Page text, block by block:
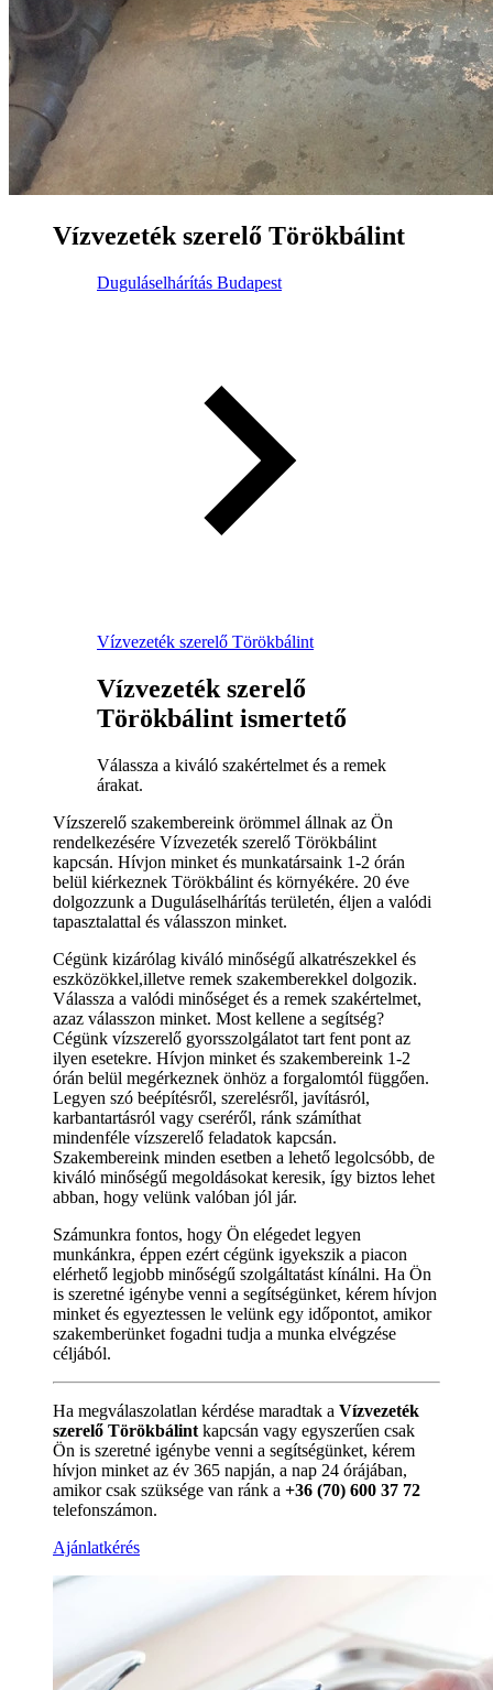
Vízvezeték szerelő Törökbálint
Duguláselhárítás Budapest
Vízvezeték szerelő Törökbálint
Vízvezeték szerelő
Törökbálint ismertető
Válassza a kiváló szakértelmet és a remek
árakat.
Vízszerelő szakembereink örömmel állnak az Ön
rendelkezésére Vízvezeték szerelő Törökbálint
kapcsán. Hívjon minket és munkatársaink 1-2 órán
belül kiérkeznek Törökbálint és környékére. 20 éve
dolgozzunk a Duguláselhárítás területén, éljen a valódi
tapasztalattal és válasszon minket.
Cégünk kizárólag kiváló minőségű alkatrészekkel és
eszközökkel,illetve remek szakemberekkel dolgozik.
Válassza a valódi minőséget és a remek szakértelmet,
azaz válasszon minket. Most kellene a segítség?
Cégünk vízszerelő gyorsszolgálatot tart fent pont az
ilyen esetekre. Hívjon minket és szakembereink 1-2
órán belül megérkeznek önhöz a forgalomtól függően.
Legyen szó beépítésről, szerelésről, javításról,
karbantartásról vagy cseréről, ránk számíthat
mindenféle vízszerelő feladatok kapcsán.
Szakembereink minden esetben a lehető legolcsóbb, de
kiváló minőségű megoldásokat keresik, így biztos lehet
abban, hogy velünk valóban jól jár.
Számunkra fontos, hogy Ön elégedet legyen
munkánkra, éppen ezért cégünk igyekszik a piacon
elérhető legjobb minőségű szolgáltatást kínálni. Ha Ön
is szeretné igénybe venni a segítségünket, kérem hívjon
minket és egyeztessen le velünk egy időpontot, amikor
szakemberünket fogadni tudja a munka elvégzése
céljából.
Ha megválaszolatlan kérdése maradtak a Vízvezeték
szerelő Törökbálint kapcsán vagy egyszerűen csak
Ön is szeretné igénybe venni a segítségünket, kérem
hívjon minket az év 365 napján, a nap 24 órájában,
amikor csak szüksége van ránk a +36 (70) 600 37 72
telefonszámon.
Ajánlatkérés